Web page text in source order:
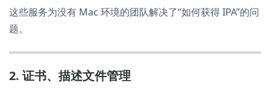
这些服务为没有 Mac 环境的团队解决了“如何获得 IPA”的问
题。
2. 证书、描述文件管理